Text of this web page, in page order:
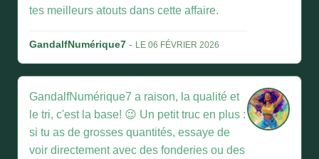
tes meilleurs atouts dans cette affaire.
GandalfNumérique7 - LE 06 FÉVRIER 2026
GandalfNumérique7 a raison, la qualité et
le tri, c'est la base! 😉 Un petit truc en plus :
si tu as de grosses quantités, essaye de
voir directement avec des fonderies ou des